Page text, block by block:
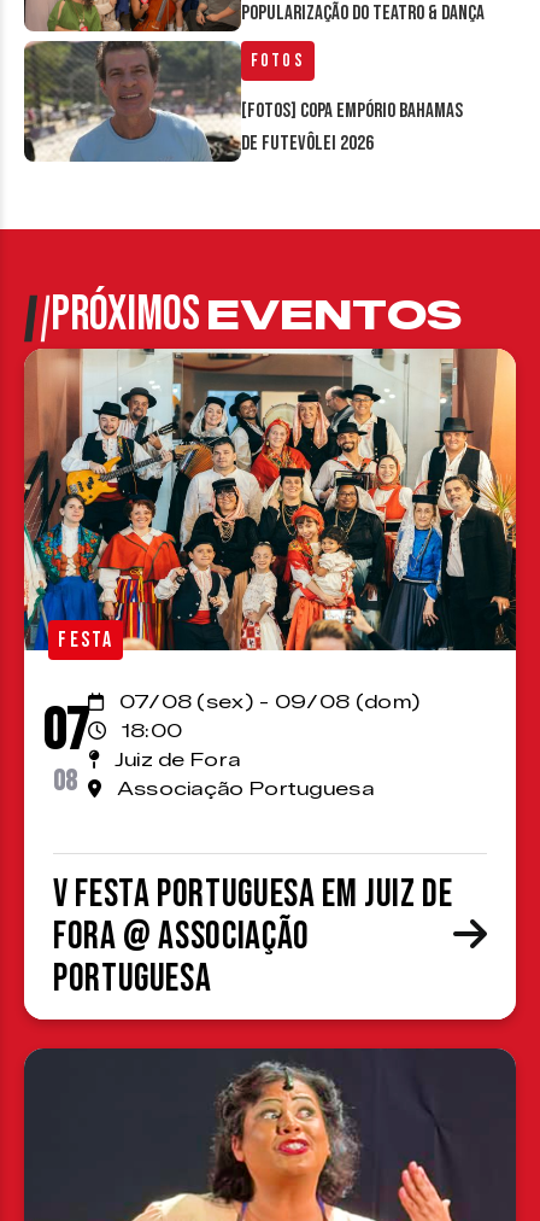
Popularização do Teatro & Dança
Fotos
[FOTOS] Copa Empório Bahamas
de Futevôlei 2026
PRÓXIMOSEVENTOS
FESTA
07
08
07/08 (sex) - 09/08 (dom)
18:00
Juiz de Fora
Associação Portuguesa
V Festa Portuguesa em Juiz de
Fora @ Associação
Portuguesa